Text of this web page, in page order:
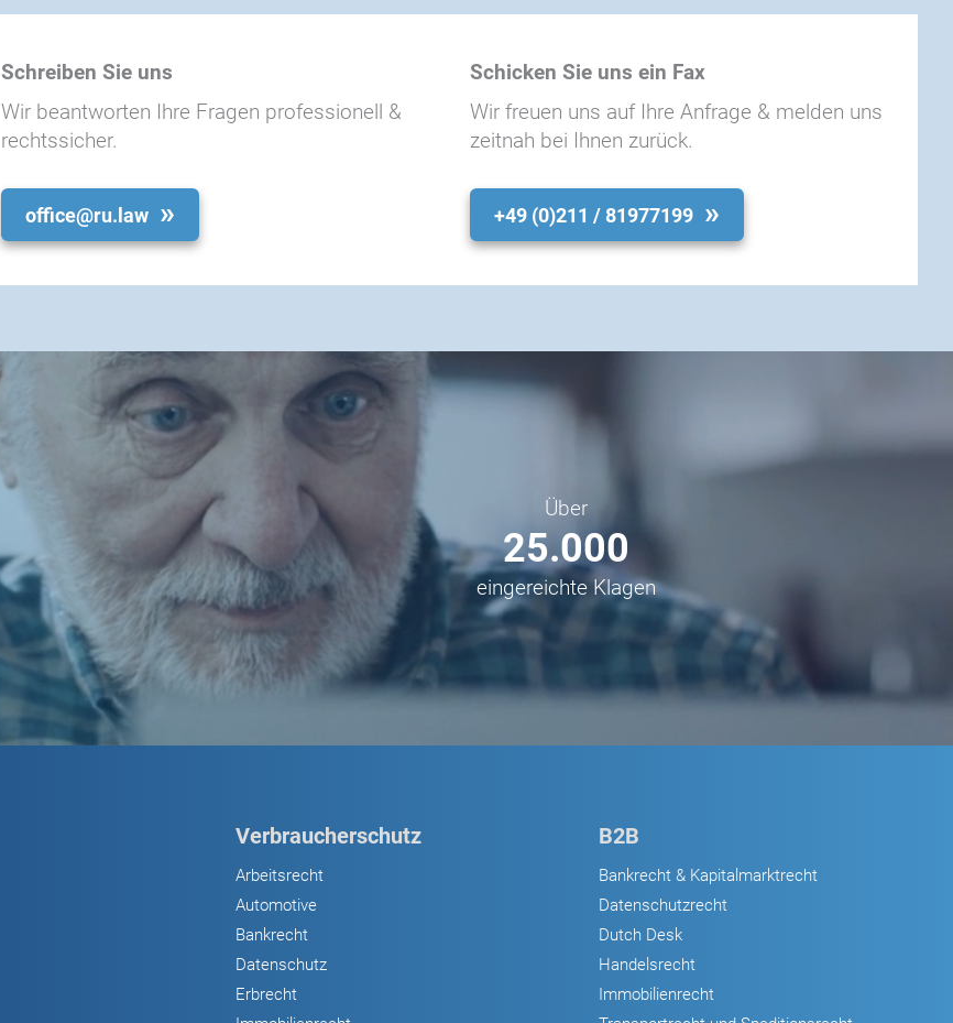
Schreiben Sie uns
Wir beantworten Ihre Fragen professionell &
rechtssicher.
office@ru.law
Schicken Sie uns ein Fax
Wir freuen uns auf Ihre Anfrage & melden uns
zeitnah bei Ihnen zurück.
+49 (0)211 / 81977199
Über
25.000
eingereichte Klagen
Verbraucherschutz
Arbeitsrecht
Automotive
Bankrecht
Datenschutz
Erbrecht
B2B
Bankrecht & Kapitalmarktrecht
Datenschutzrecht
Dutch Desk
Handelsrecht
Immobilienrecht